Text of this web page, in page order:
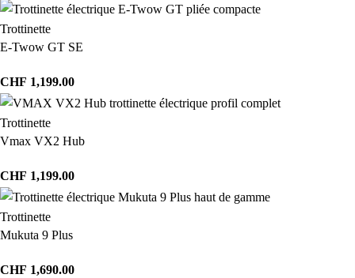
Trottinette
E-Twow GT SE
CHF 1,199.00
Trottinette
Vmax VX2 Hub
CHF 1,199.00
Trottinette
Mukuta 9 Plus
CHF 1,690.00